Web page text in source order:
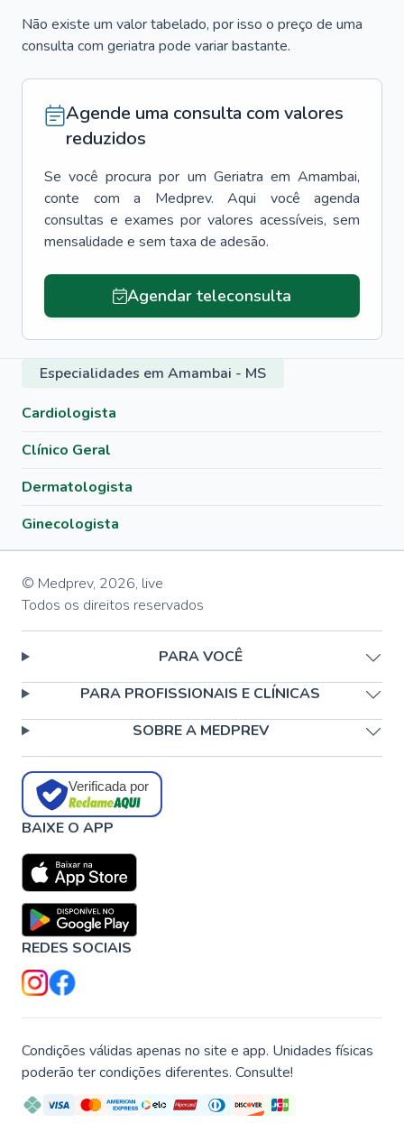
Não existe um valor tabelado, por isso o preço de uma
consulta com geriatra pode variar bastante.
Agende uma consulta com valores
reduzidos
Se você procura por um Geriatra em Amambai,
conte com a Medprev. Aqui você agenda
consultas e exames por valores acessíveis, sem
mensalidade e sem taxa de adesão.
Agendar teleconsulta
Especialidades em Amambai - MS
Cardiologista
Clínico Geral
Dermatologista
Ginecologista
© Medprev, 2026, live
Todos os direitos reservados
PARA VOCÊ
PARA PROFISSIONAIS E CLÍNICAS
SOBRE A MEDPREV
Verificada por
BAIXE O APP
REDES SOCIAIS
Condições válidas apenas no site e app. Unidades físicas
poderão ter condições diferentes. Consulte!